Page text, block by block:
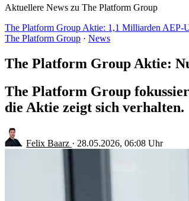
Aktuellere News zu The Platform Group
The Platform Group Aktie: 1,1 Milliarden AEP-
The Platform Group · News
The Platform Group Aktie:
The Platform Group
die Aktie zeigt sich verhalten.
Felix Baarz · 28.05.2026, 06:08 Uhr